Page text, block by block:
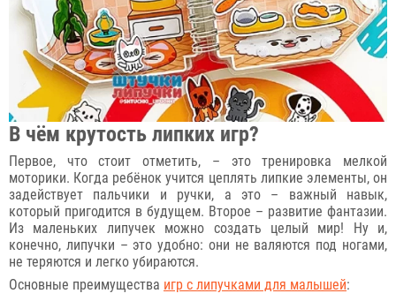
В чём крутость липких игр?
Первое, что стоит отметить, – это тренировка мелкой
моторики. Когда ребёнок учится цеплять липкие элементы, он
задействует пальчики и ручки, а это – важный навык,
который пригодится в будущем. Второе – развитие фантазии.
Из маленьких липучек можно создать целый мир! Ну и,
конечно, липучки – это удобно: они не валяются под ногами,
не теряются и легко убираются.
Основные преимущества игр с липучками для малышей: